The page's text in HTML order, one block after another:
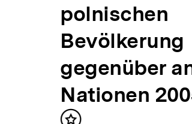
polnischen
Bevölkerung
gegenüber
Nationen